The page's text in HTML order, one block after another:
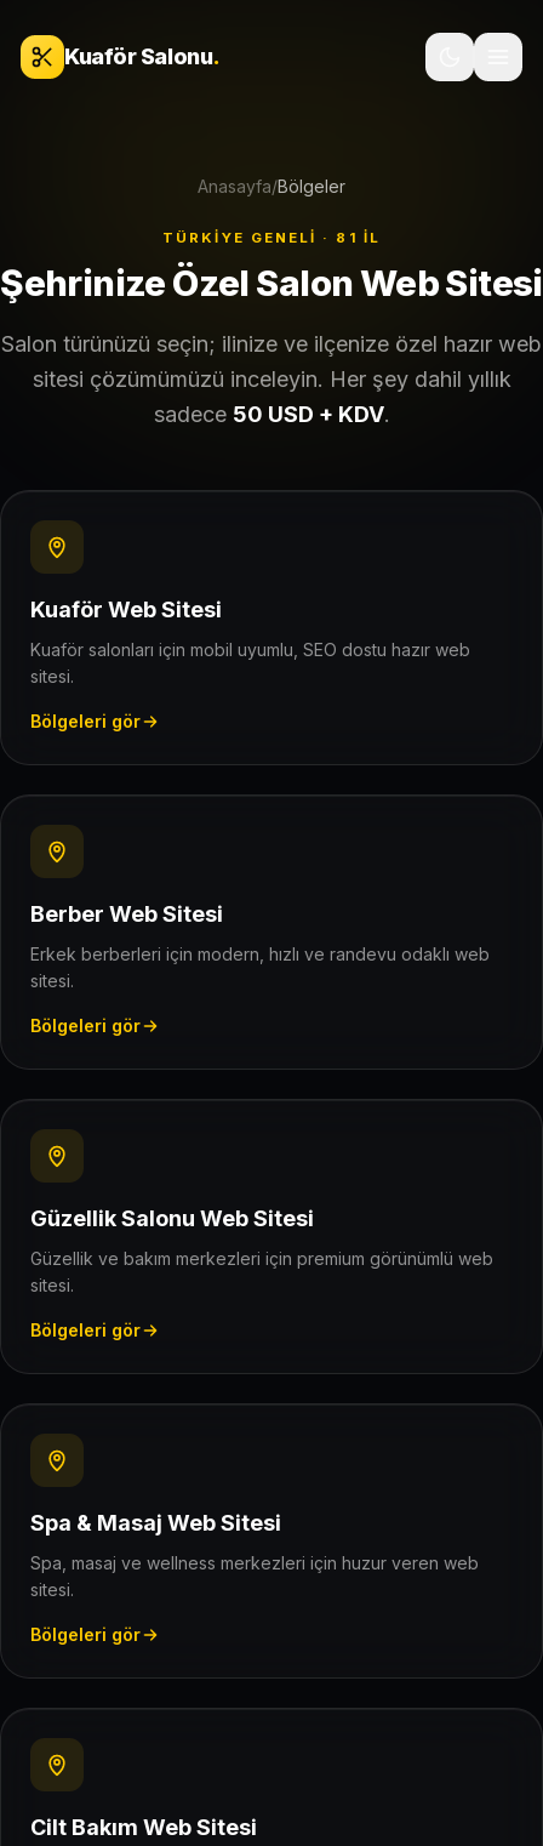
Kuaför Salonu.
Anasayfa/Bölgeler
TÜRKIYE GENELI · 81 İL
Şehrinize Özel Salon Web Sitesi
Salon türünüzü seçin; ilinize ve ilçenize özel hazır web
sitesi çözümümüzü inceleyin. Her şey dahil yıllık
sadece 50 USD + KDV.
Kuaför Web Sitesi
Kuaför salonları için mobil uyumlu, SEO dostu hazır web
sitesi.
Bölgeleri gör
Berber Web Sitesi
Erkek berberleri için modern, hızlı ve randevu odaklı web
sitesi.
Bölgeleri gör
Güzellik Salonu Web Sitesi
Güzellik ve bakım merkezleri için premium görünümlü web
sitesi.
Bölgeleri gör
Spa & Masaj Web Sitesi
Spa, masaj ve wellness merkezleri için huzur veren web
sitesi.
Bölgeleri gör
Cilt Bakım Web Sitesi